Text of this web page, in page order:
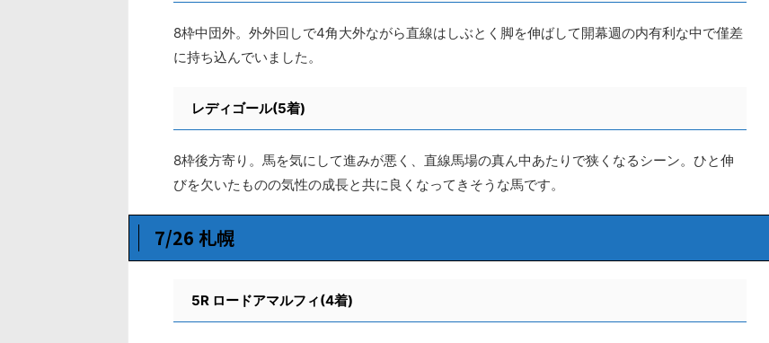
8枠中団外。外外回しで4角大外ながら直線はしぶとく脚を伸ばして開幕週の内有利な中で僅差
に持ち込んでいました。
レディゴール(5着)
8枠後方寄り。馬を気にして進みが悪く、直線馬場の真ん中あたりで狭くなるシーン。ひと伸
びを欠いたものの気性の成長と共に良くなってきそうな馬です。
7/26 札幌
5R ロードアマルフィ(4着)